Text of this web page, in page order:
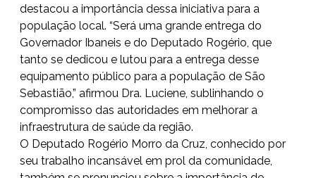
destacou a importância dessa iniciativa para a
população local. “Será uma grande entrega do
Governador Ibaneis e do Deputado Rogério, que
tanto se dedicou e lutou para a entrega desse
equipamento público para a população de São
Sebastião,” afirmou Dra. Luciene, sublinhando o
compromisso das autoridades em melhorar a
infraestrutura de saúde da região.
O Deputado Rogério Morro da Cruz, conhecido por
seu trabalho incansável em prol da comunidade,